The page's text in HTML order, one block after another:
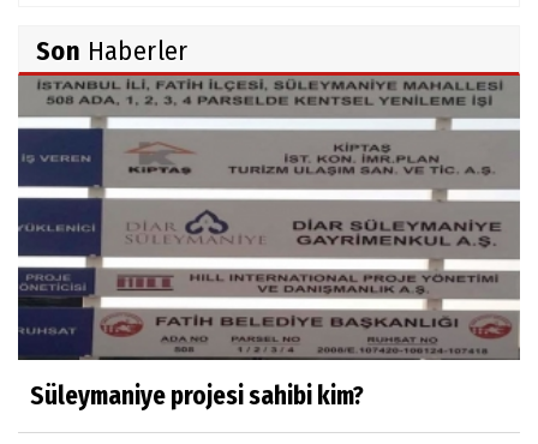
TÜRK DEVLETLERİ TEŞKİLATI'NI ANLAMAK
M. Şevket Atalay
Nüfus ve Seçmen sayıları tutarsızlığı
Misafir Yazar
Yapay zekâ platformlarında ebeveyn
kontrolü sağlamak
Son Haberler
Süleymaniye projesi sahibi kim?